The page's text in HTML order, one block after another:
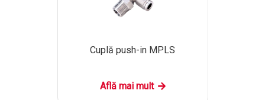
Cuplă push-in MPLS
Află mai mult